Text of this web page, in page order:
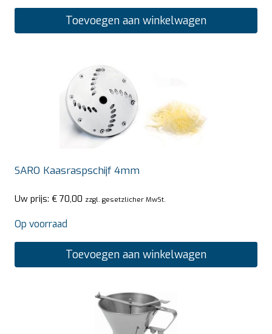
Toevoegen aan winkelwagen
SARO Kaasraspschijf 4mm
Uw prijs: € 70,00 zzgl. gesetzlicher MwSt.
Op voorraad
Toevoegen aan winkelwagen